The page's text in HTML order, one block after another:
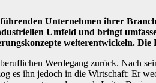
Unternehmen ihrer
Umfeld und bringt
weiterentwickeln.
Werdegang zurück. Nach
es ihn jedoch in die Wirtschaft: Er